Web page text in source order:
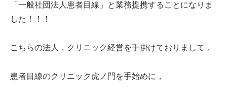
「一般社団法人患者目線」と業務提携することになりま
した！！！
こちらの法人，クリニック経営を手掛けておりまして，
患者目線のクリニック虎ノ門を手始めに，